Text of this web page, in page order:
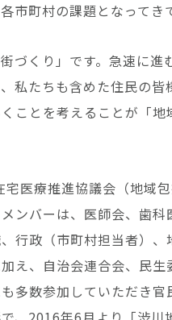
市町村の課題となってき
づくり」です。急速に
私たちも含めた住民の
ことを考えることが「地
医療推進協議会（地域
ンバーは、医師会、歯科
行政（市町村担当者）
え、自治会連合会、民
多数参加していただき官